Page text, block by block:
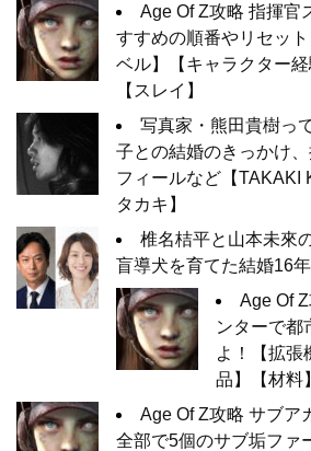
Age Of Z攻略 指揮官
すすめの順番やリセッ
ベル】【キャラクター経
【スレイ】
写真家・熊田貴樹っ
子との結婚のきっかけ
フィールなど【TAKAKI
タカキ】
椎名桔平と山本未來
盲導犬を育てた結婚16
Age Of
ンターで都
よ！【拡張
品】【材料
Age Of Z攻略 サブア
全部で5個のサブ垢ファ